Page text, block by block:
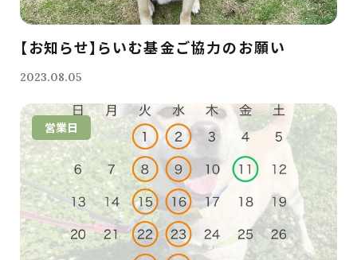
【お知らせ】らいむ基金ご協力のお願い
2023.08.05
営業日